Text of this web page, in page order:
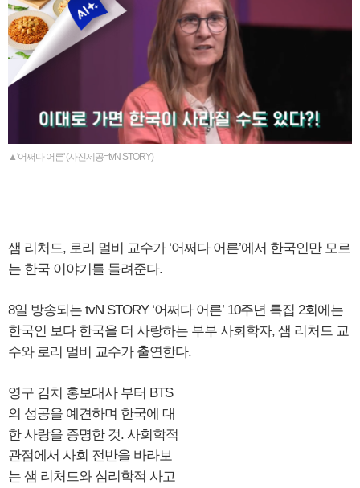
▲'어쩌다 어른' (사진제공=tvN STORY)
샘 리처드, 로리 멀비 교수가 ‘어쩌다 어른’에서 한국인만 모르
는 한국 이야기를 들려준다.
8일 방송되는 tvN STORY ‘어쩌다 어른’ 10주년 특집 2회에는
한국인 보다 한국을 더 사랑하는 부부 사회학자, 샘 리처드 교
수와 로리 멀비 교수가 출연한다.
영구 김치 홍보대사 부터 BTS
의 성공을 예견하며 한국에 대
한 사랑을 증명한 것. 사회학적
관점에서 사회 전반을 바라보
는 샘 리처드와 심리학적 사고